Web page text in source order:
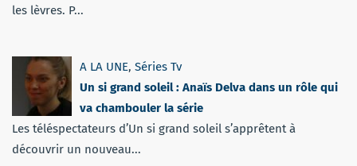
les lèvres. P...
A LA UNE, Séries Tv
Un si grand soleil : Anaïs Delva dans un rôle qui
va chambouler la série
Les téléspectateurs d’Un si grand soleil s’apprêtent à
découvrir un nouveau...